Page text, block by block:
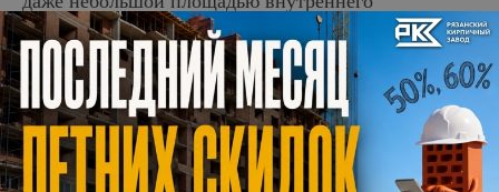
пространства и тем более выделять под такие
работы существенный бюджет, обратите внимание
на имитацию кирпича. Обычно с этой целью
используют обои с рисунком под кирпич, при этом
их поверхность нередко имеет тиснение. Еще один
вариант — различные виды плитки, визуально они